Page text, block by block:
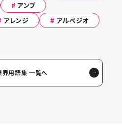
# アンプ
アレンジ # アルペジオ
界用語集 一覧へ